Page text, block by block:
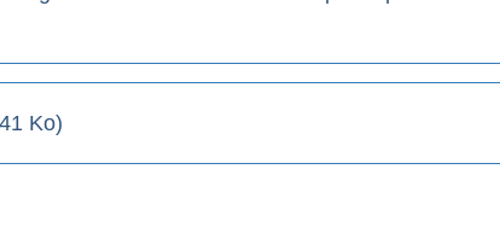
Ko)